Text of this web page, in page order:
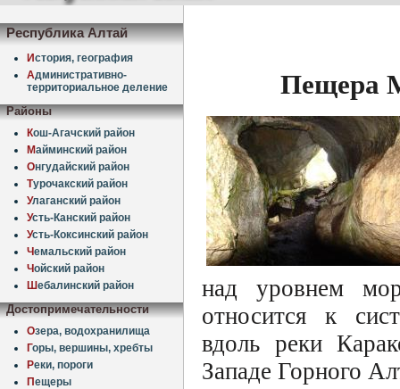
Республика Алтай
История, география
Административно-
территориальное деление
Районы
Кош-Агачский район
Майминский район
Онгудайский район
Турочакский район
Улаганский район
Усть-Канский район
Усть-Коксинский район
Чемальский район
Чойский район
Шебалинский район
Достопримечательности
Озера, водохранилища
Горы, вершины, хребты
Реки, пороги
Пещеры
Пещера
над уровнем
относится к
вдоль реки
Западе Горного